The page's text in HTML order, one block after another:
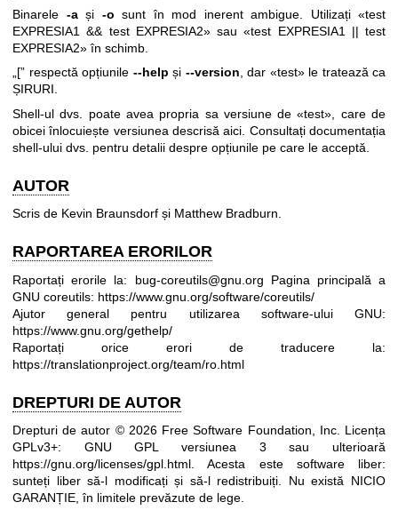
Binarele -ași -o sunt în mod inerent ambigue. Utilizați «test
EXPRESIA1 && test EXPRESIA2» sau «test EXPRESIA1 || test
EXPRESIA2» în schimb.
„[” respectă opțiunile --help și --version, dar «test» le tratează ca
ȘIRURI.
Shell-ul dvs. poate avea propria sa versiune de «test», care de
obicei înlocuiește versiunea descrisă aici. Consultați documentația
shell-ului dvs. pentru detalii despre opțiunile pe care le acceptă.
AUTOR
Scris de Kevin Braunsdorf și Matthew Bradburn.
RAPORTAREA ERORILOR
Raportați erorile la: bug-coreutils@gnu.org Pagina principală a
GNU coreutils: https://www.gnu.org/software/coreutils/
Ajutor general pentru utilizarea software-ului GNU:
https://www.gnu.org/gethelp/
Raportați orice erori de traducere la:
https://translationproject.org/team/ro.html
DREPTURI DE AUTOR
Drepturi de autor © 2026 Free Software Foundation, Inc. Licența
GPLv3+: GNU GPL versiunea 3 sau ulterioară
https://gnu.org/licenses/gpl.html.Acesta este software liber:
sunteți liber să-l modificați și să-l redistribuiți. Nu există NICIO
GARANȚIE, în limitele prevăzute de lege.